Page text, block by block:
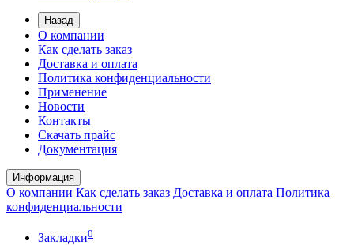
Назад
О компании
Как сделать заказ
Доставка и оплата
Политика конфиденциальности
Применение
Новости
Контакты
Скачать прайс
Документация
Информация
О компании Как сделать заказ Доставка и оплата Политика
конфиденциальности
Закладки0